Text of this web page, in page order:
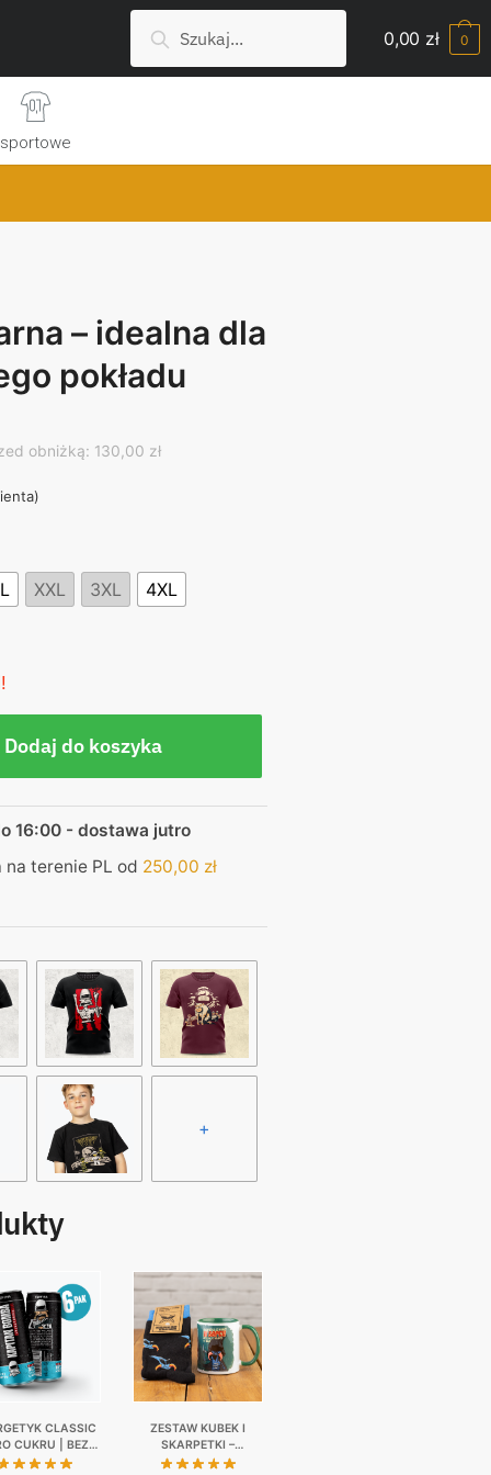
0,00 zł 0
Search
sportowe
– idealna dla
pokładu
obniżką: 130,00 zł
XXL 3XL 4XL
Dodaj do koszyka
16:00 - dostawa jutro
terenie PL od 250,00 zł
+
CLASSIC
CUKRU | BEZ
| 6-PAK | 6 X
ZESTAW KUBEK I
SKARPETKI –
NIEWAŻNE CO MAM W